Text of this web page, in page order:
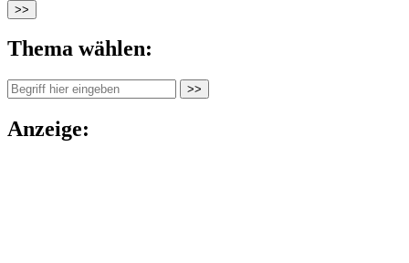
Thema wählen:
Anzeige: